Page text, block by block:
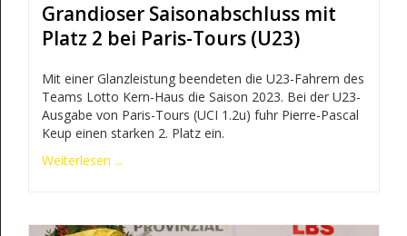
Grandioser Saisonabschluss mit
Platz 2 bei Paris-Tours (U23)
Mit einer Glanzleistung beendeten die U23-Fahrern des
Teams Lotto Kern-Haus die Saison 2023. Bei der U23-
Ausgabe von Paris-Tours (UCI 1.2u) fuhr Pierre-Pascal
Keup einen starken 2. Platz ein.
Weiterlesen ...